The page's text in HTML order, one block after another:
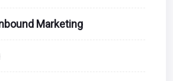
Marketing